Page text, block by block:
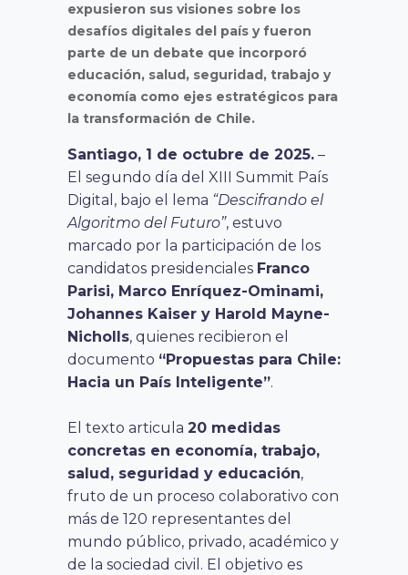
expusieron sus visiones sobre los
desafíos digitales del país y fueron
parte de un debate que incorporó
educación, salud, seguridad, trabajo y
economía como ejes estratégicos para
la transformación de Chile.
Santiago, 1 de octubre de 2025. –
El segundo día del XIII Summit País
Digital, bajo el lema “Descifrando el
Algoritmo del Futuro”, estuvo
marcado por la participación de los
candidatos presidenciales Franco
Parisi, Marco Enríquez-Ominami,
Johannes Kaiser y Harold Mayne-
Nicholls, quienes recibieron el
documento “Propuestas para Chile:
Hacia un País Inteligente”.
El texto articula 20 medidas
concretas en economía, trabajo,
salud, seguridad y educación,
fruto de un proceso colaborativo con
más de 120 representantes del
mundo público, privado, académico y
de la sociedad civil. El objetivo es